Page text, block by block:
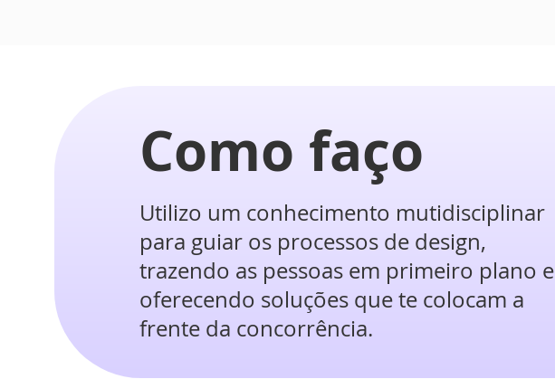
Como faço
Utilizo um conhecimento mutidisciplinar
para guiar os processos de design,
trazendo as pessoas em primeiro plano e
oferecendo soluções que te colocam a
frente da concorrência.